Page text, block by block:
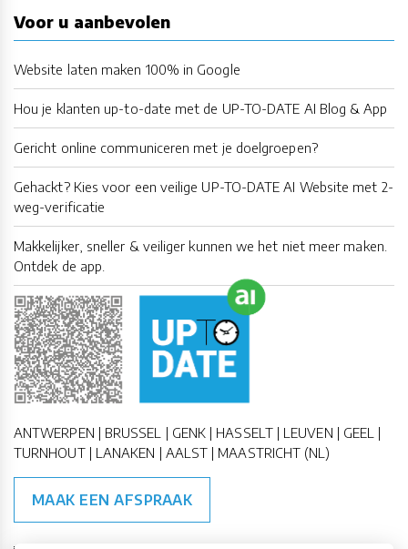
Voor u aanbevolen
Website laten maken 100% in Google
Hou je klanten up-to-date met de UP-TO-DATE AI Blog & App
Gericht online communiceren met je doelgroepen?
Gehackt? Kies voor een veilige UP-TO-DATE AI Website met 2-
weg-verificatie
Makkelijker, sneller & veiliger kunnen we het niet meer maken.
Ontdek de app.
ANTWERPEN | BRUSSEL | GENK | HASSELT | LEUVEN | GEEL |
TURNHOUT | LANAKEN | AALST | MAASTRICHT (NL)
MAAK EEN AFSPRAAK